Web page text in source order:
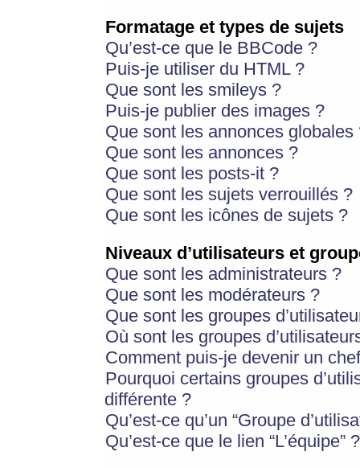
Formatage et types de sujets
Qu’est-ce que le BBCode ?
Puis-je utiliser du HTML ?
Que sont les smileys ?
Puis-je publier des images ?
Que sont les annonces globales
Que sont les annonces ?
Que sont les posts-it ?
Que sont les sujets verrouillés ?
Que sont les icônes de sujets ?
Niveaux d’utilisateurs et
Que sont les administrateurs ?
Que sont les modérateurs ?
Que sont les groupes
Où sont les groupes
Comment puis-je devenir un
Pourquoi certains groupes
différente ?
Qu’est-ce qu’un “Groupe
Qu’est-ce que le lien “L’équipe” ?